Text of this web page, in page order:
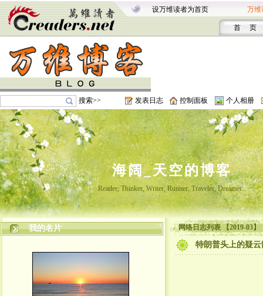
设万维读者为首页 万维
首 页
搜索>> 发表日志 控制面板 个人相册
海阔_天空的博客
Reader, Thinker, Writer, Runner, Traveler, Dreamer...
我的名片 网络日志列表 【2019-03】
特朗普头上的疑